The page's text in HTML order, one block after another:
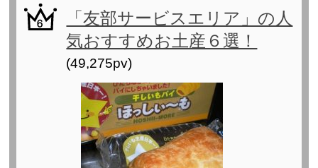
「友部サービスエリア」の人
気おすすめお土産６選！
(49,275pv)